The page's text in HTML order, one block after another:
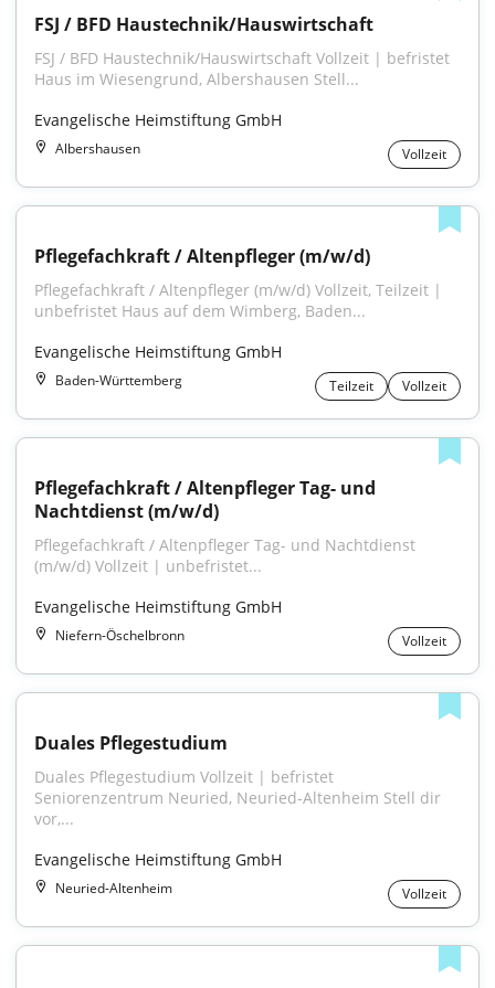
FSJ / BFD Haustechnik/Hauswirtschaft
FSJ / BFD Haustechnik/Hauswirtschaft Vollzeit | befristet
Haus im Wiesengrund, Albershausen Stell...
Evangelische Heimstiftung GmbH
Albershausen Vollzeit
Pflegefachkraft / Altenpfleger (m/w/d)
Pflegefachkraft / Altenpfleger (m/w/d) Vollzeit, Teilzeit |
unbefristet Haus auf dem Wimberg, Baden...
Evangelische Heimstiftung GmbH
Baden-Württemberg Teilzeit Vollzeit
Pflegefachkraft / Altenpfleger Tag- und
Nachtdienst (m/w/d)
Pflegefachkraft / Altenpfleger Tag- und Nachtdienst
(m/w/d) Vollzeit | unbefristet...
Evangelische Heimstiftung GmbH
Niefern-Öschelbronn Vollzeit
Duales Pflegestudium
Duales Pflegestudium Vollzeit | befristet
Seniorenzentrum Neuried, Neuried-Altenheim Stell dir
vor,...
Evangelische Heimstiftung GmbH
Neuried-Altenheim Vollzeit